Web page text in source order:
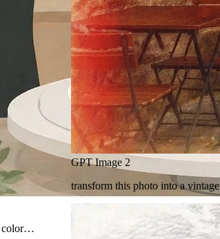
color…
GPT Image 2
transform this photo into a